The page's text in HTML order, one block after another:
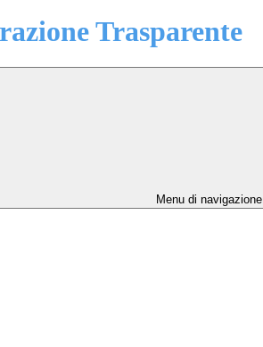
Trasparente
Menu di navigazione